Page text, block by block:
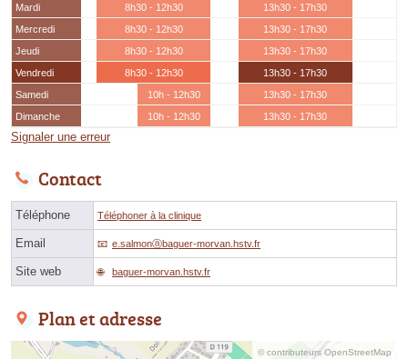
Mardi
8h30 - 12h30
13h30 - 17h30
Mercredi
8h30 - 12h30
13h30 - 17h30
Jeudi
8h30 - 12h30
13h30 - 17h30
Vendredi
8h30 - 12h30
13h30 - 17h30
Samedi
10h - 12h30
13h30 - 17h30
Dimanche
10h - 12h30 13h30 - 17h30
Signaler une erreur
Contact
Téléphone Téléphoner à la clinique
Email e.salmonⓐbaguer-morvan.hstv.fr
Site web baguer-morvan.hstv.fr
Plan et adresse
© contributeurs OpenStreetMap